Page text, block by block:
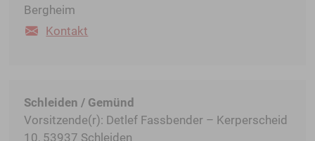
Bergheim
Kontakt
Schleiden / Gemünd
Vorsitzende(r): Detlef Fassbender – Kerperscheid
10, 53937 Schleiden